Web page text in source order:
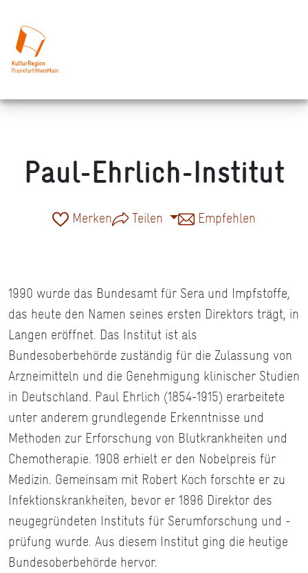
Paul-Ehrlich-Institut
Merken Teilen Empfehlen
1990 wurde das Bundesamt für Sera und Impfstoffe,
das heute den Namen seines ersten Direktors trägt, in
Langen eröffnet. Das Institut ist als
Bundesoberbehörde zuständig für die Zulassung von
Arzneimitteln und die Genehmigung klinischer Studien
in Deutschland. Paul Ehrlich (1854-1915) erarbeitete
unter anderem grundlegende Erkenntnisse und
Methoden zur Erforschung von Blutkrankheiten und
Chemotherapie. 1908 erhielt er den Nobelpreis für
Medizin. Gemeinsam mit Robert Koch forschte er zu
Infektionskrankheiten, bevor er 1896 Direktor des
neugegründeten Instituts für Serumforschung und -
prüfung wurde. Aus diesem Institut ging die heutige
Bundesoberbehörde hervor.